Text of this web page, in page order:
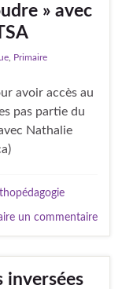
» avec
Primaire
avoir accès au
pas partie du
Nathalie
un commentaire
inversées